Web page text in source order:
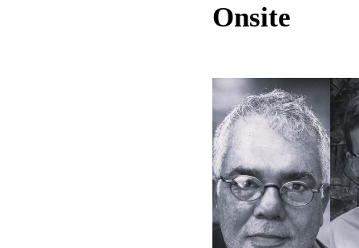
Onsite